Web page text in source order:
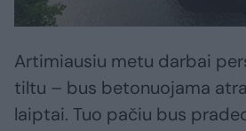
Artimiausiu metu darbai
tiltu – bus betonuojama
laiptai. Tuo pačiu bus